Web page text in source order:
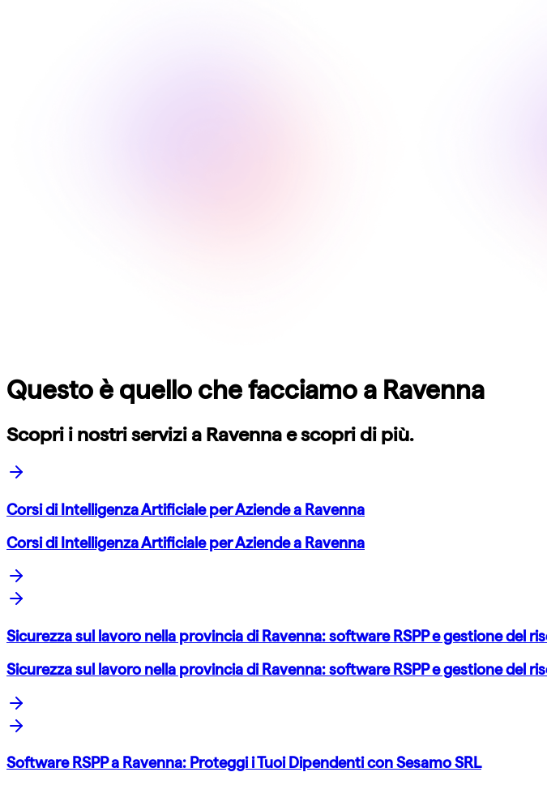
Questo è quello che facciamo a Ravenna
Scopri i nostri servizi a Ravennae scopri di più.
Corsi di Intelligenza Artificiale per Aziende a Ravenna
Corsi di Intelligenza Artificiale per Aziende a Ravenna
Sicurezza sul lavoro nella provincia di Ravenna: software RSPP e gestione del
Sicurezza sul lavoro nella provincia di Ravenna: software RSPP e gestione del
Software RSPP a Ravenna: Proteggi i Tuoi Dipendenti con Sesamo SRL